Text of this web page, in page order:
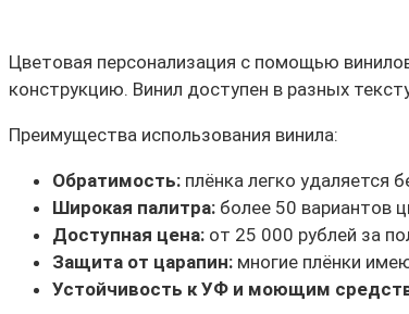
Цветовая персонализация с помощью
конструкцию. Винил доступен в разных
Преимущества использования винила:
Обратимость: плёнка легко удаляется
Широкая палитра: более 50 вариантов
Доступная цена: от 25 000 рублей за
Защита от царапин: многие плёнки
Устойчивость к УФ и моющим